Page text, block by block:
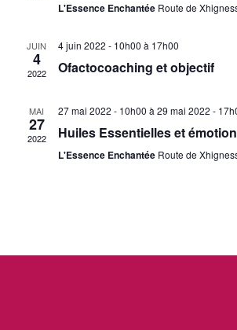
L'Essence Enchantée Route de
JUIN
4
2022
4 juin 2022 - 10h00 à 17h00
Ofactocoaching et objectif
MAI
27
2022
27 mai 2022 - 10h00 à 29 mai 2022 -
Huiles Essentielles et
L'Essence Enchantée Route de